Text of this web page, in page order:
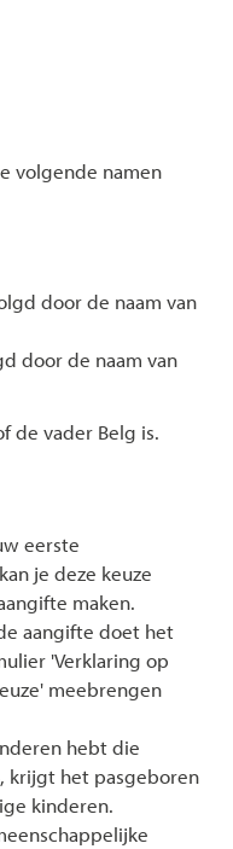
volgende namen
door de naam van
door de naam van
de vader Belg is.
eerste
je deze keuze
maken.
aangifte doet het
'Verklaring op
meebrengen
hebt die
krijgt het pasgeboren
kinderen.